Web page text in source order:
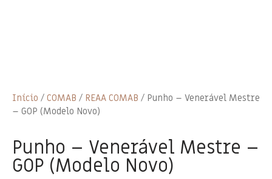
Início / COMAB / REAA COMAB / Punho – Venerável Mestre
– GOP (Modelo Novo)
Punho – Venerável Mestre –
GOP (Modelo Novo)